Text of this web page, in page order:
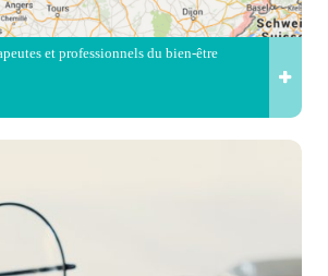
et professionnels du bien-être